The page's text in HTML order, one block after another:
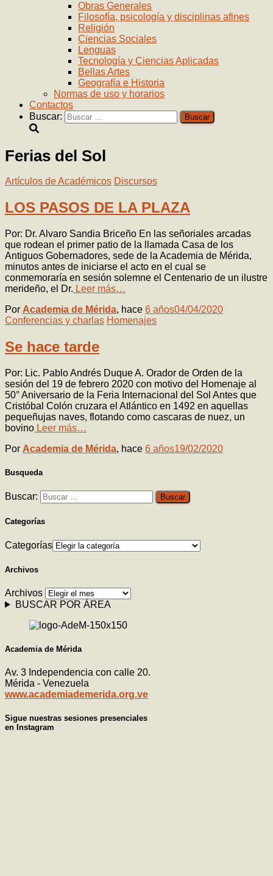
Obras Generales
Filosofía, psicología y disciplinas afines
Religión
Ciencias Sociales
Lenguas
Tecnología y Ciencias Aplicadas
Bellas Artes
Geografía e Historia
Normas de uso y horarios
Contactos
Buscar:
Ferias del Sol
Artículos de Académicos Discursos
LOS PASOS DE LA PLAZA
Por: Dr. Alvaro Sandia Briceño En las señoriales arcadas
que rodean el primer patio de la llamada Casa de los
Antiguos Gobernadores, sede de la Academia de Mérida,
minutos antes de iniciarse el acto en el cual se
conmemoraría en sesión solemne el Centenario de un ilustre
merideño, el Dr. Leer más…
Por Academia de Mérida, hace 6 años04/04/2020
Conferencias y charlas Homenajes
Se hace tarde
Por: Lic. Pablo Andrés Duque A. Orador de Orden de la
sesión del 19 de febrero 2020 con motivo del Homenaje al
50° Aniversario de la Feria Internacional del Sol Antes que
Cristóbal Colón cruzara el Atlántico en 1492 en aquellas
pequeñujas naves, flotando como cascaras de nuez, un
bovino Leer más…
Por Academia de Mérida, hace 6 años19/02/2020
Busqueda
Buscar:
Categorías
Categorías
Archivos
Archivos
BUSCAR POR ÁREA
Academia de Mérida
Av. 3 Independencia con calle 20.
Mérida - Venezuela
www.academiademerida.org.ve
Sigue nuestras sesiones presenciales
en Instagram